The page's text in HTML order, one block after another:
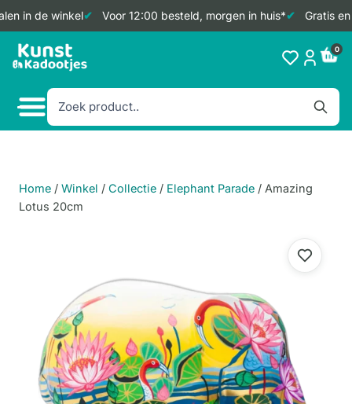
in de winkel Voor 12:00 besteld, morgen in huis* Gratis
Doorgaan
naar
0
Home / Winkel / Collectie / Elephant Parade / Amazing
Lotus 20cm